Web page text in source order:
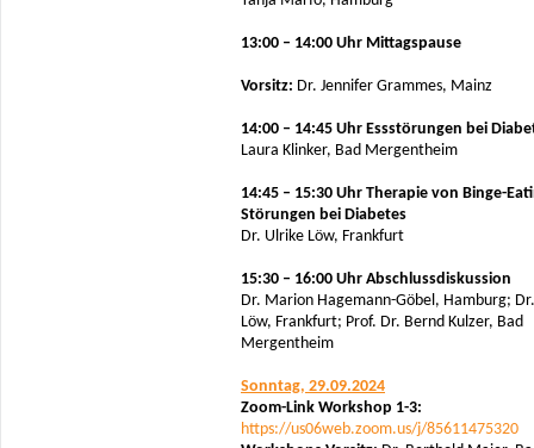
13:00 – 14:00 Uhr Mittagspause
Vorsitz: Dr. Jennifer Grammes, Mainz
14:00 – 14:45 Uhr Essstörungen bei
Laura Klinker, Bad Mergentheim
14:45 – 15:30 Uhr Therapie von Binge-
Störungen bei Diabetes
Dr. Ulrike Löw, Frankfurt
15:30 – 16:00 Uhr Abschlussdiskussion
Dr. Marion Hagemann-Göbel, Hamburg;
Löw, Frankfurt; Prof. Dr. Bernd Kulzer, Bad
Mergentheim
Sonntag, 29.09.2024
Zoom-Link Workshop 1-3:
https://us06web.zoom.us/j/85611475320